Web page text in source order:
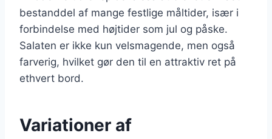
bestanddel af mange festlige måltider, især i
forbindelse med højtider som jul og påske.
Salaten er ikke kun velsmagende, men også
farverig, hvilket gør den til en attraktiv ret på
ethvert bord.
Variationer af